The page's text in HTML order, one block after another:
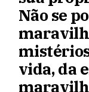
Não se
vida, da